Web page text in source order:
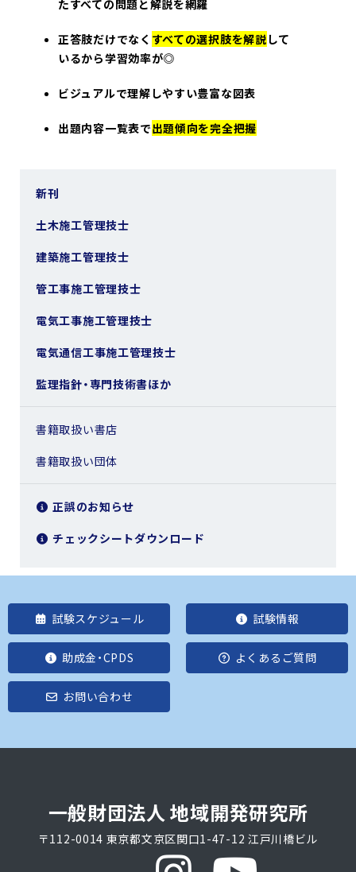
たすべての問題と解説を網羅
正答肢だけでなく すべての選択肢を解説 して
いるから学習効率が◎
ビジュアルで理解 しやすい豊富な図表
出題内容一覧表で出題傾向を完全把握
新刊
土木施工管理技士
建築施工管理技士
管工事施工管理技士
電気工事施工管理技士
電気通信工事施工管理技士
監理指針・専門技術書ほか
書籍取扱い書店
書籍取扱い団体
正誤のお知らせ
チェックシートダウンロード
試験スケジュール 試験情報
助成金・CPDS よくあるご質問
お問い合わせ
一般財団法人 地域開発研究所
〒112-0014 東京都文京区関口1-47-12 江戸川橋ビル